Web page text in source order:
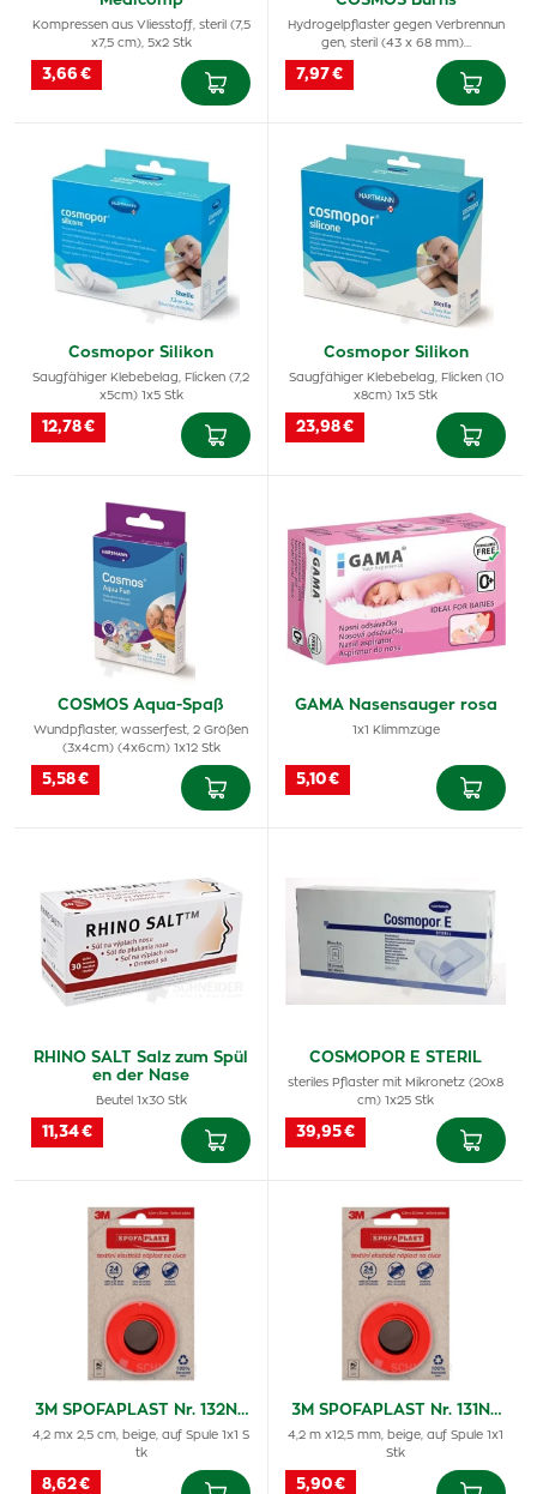
Kompressen aus Vliesstoff, steril (7,5
x7,5 cm), 5x2 Stk
3,66 €
Hydrogelpflaster gegen Verbrennun
gen, steril (43 x 68 mm)…
7,97 €
Cosmopor Silikon
Saugfähiger Klebebelag, Flicken (7,2
x5cm) 1x5 Stk
12,78 €
Cosmopor Silikon
Saugfähiger Klebebelag, Flicken (10
x8cm) 1x5 Stk
23,98 €
COSMOS Aqua-Spaß
Wundpflaster, wasserfest, 2 Größen
(3x4cm) (4x6cm) 1x12 Stk
5,58 €
GAMA Nasensauger rosa
1x1 Klimmzüge
5,10 €
RHINO SALT Salz zum Spül
en der Nase
Beutel 1x30 Stk
11,34 €
COSMOPOR E STERIL
steriles Pflaster mit Mikronetz (20x8
cm) 1x25 Stk
39,95 €
3M SPOFAPLAST Nr. 132N…
4,2 mx 2,5 cm, beige, auf Spule 1x1 S
tk
8,62 €
3M SPOFAPLAST Nr. 131N…
4,2 m x12,5 mm, beige, auf Spule 1x1
Stk
5,90 €